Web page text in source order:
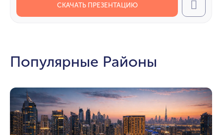
СКАЧАТЬ ПРЕЗЕНТАЦИЮ Call
Популярные Районы